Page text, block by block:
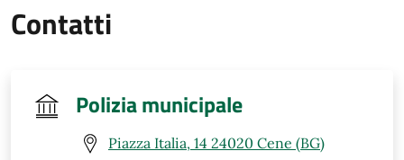
Contatti
Polizia municipale
Piazza Italia, 14 24020 Cene (BG)